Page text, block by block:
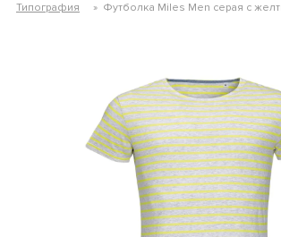
Типография » Футболка Miles Men серая с